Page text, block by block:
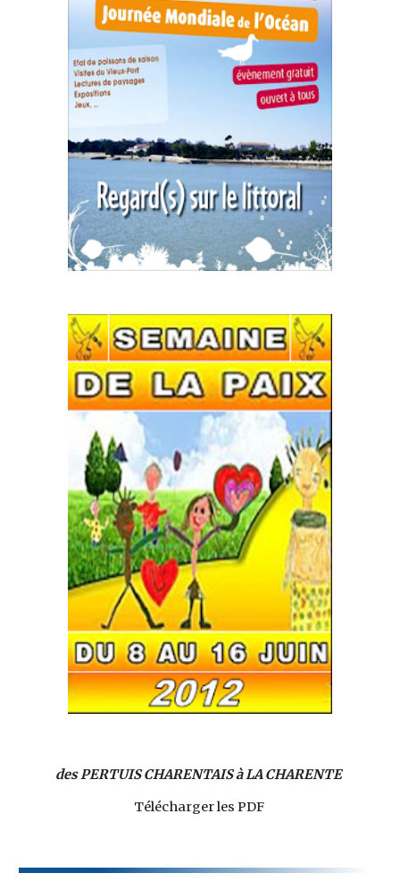
des PERTUIS CHARENTAIS à LA CHARENTE
Télécharger les PDF